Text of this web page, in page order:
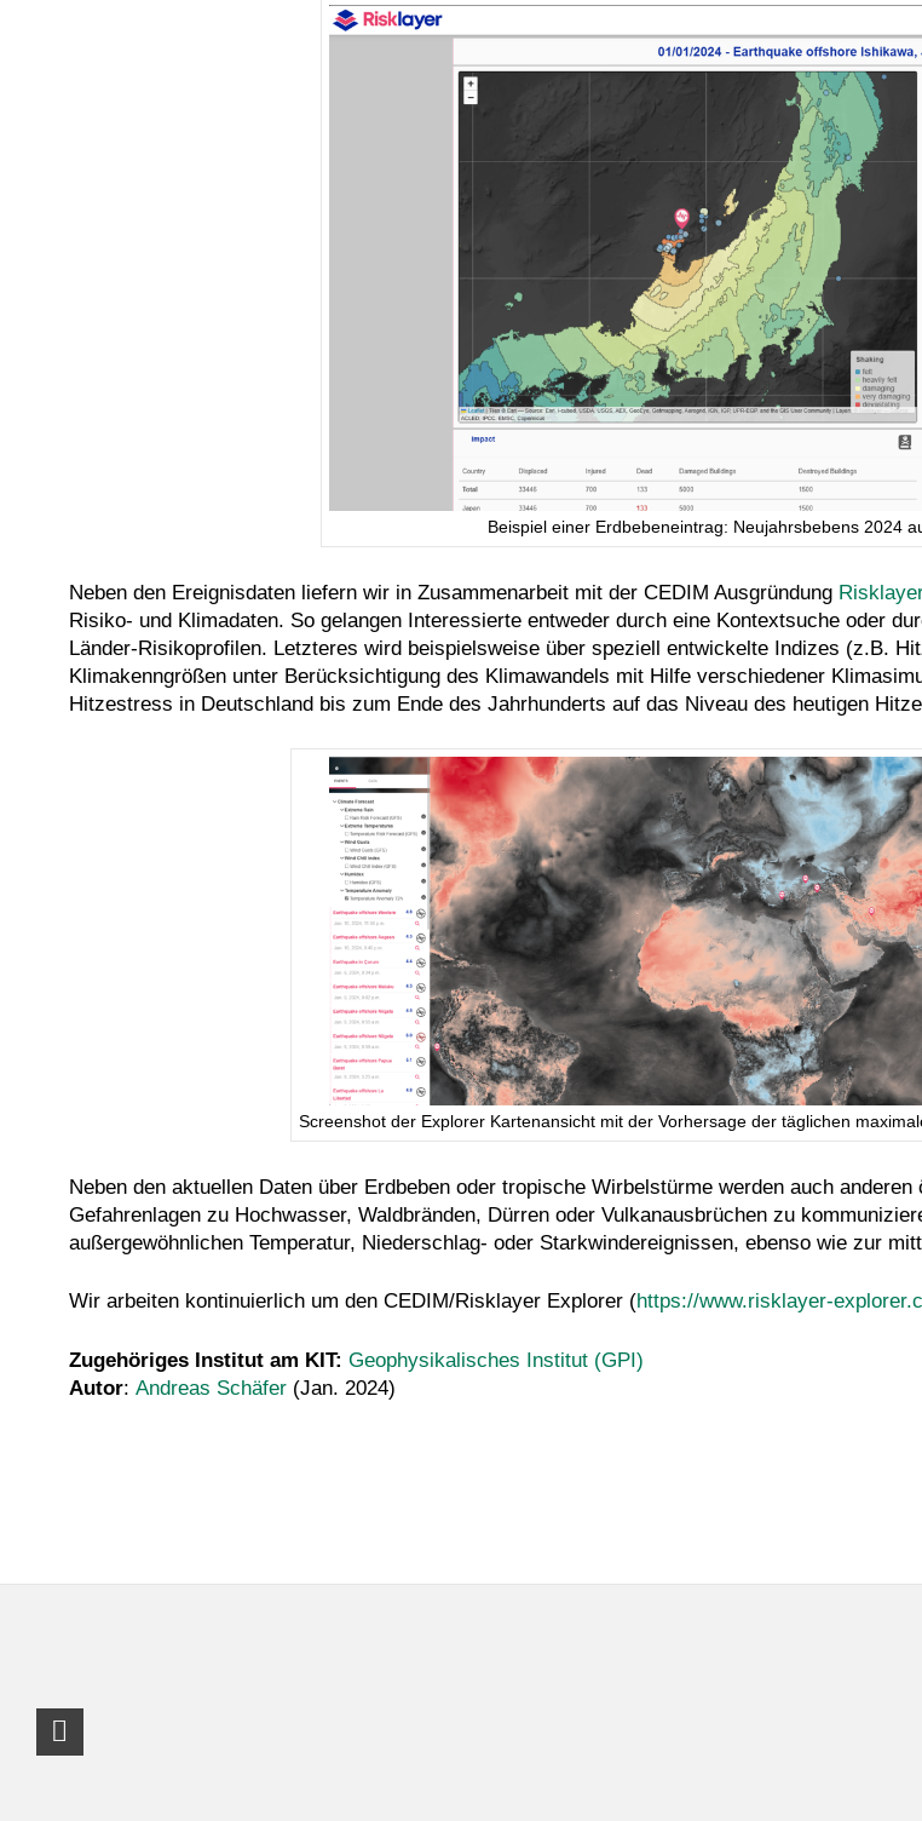
Beispiel einer Erdbebeneintrag: Neujahrsbebens 2024
Neben den Ereignisdaten liefern wir in Zusammenarbeit mit der CEDIM Ausgründung
Risiko- und Klimadaten. So gelangen Interessierte entweder durch eine Kontextsuche oder
Länder-Risikoprofilen. Letzteres wird beispielsweise über speziell entwickelte Indizes (z.B.
Klimakenngrößen unter Berücksichtigung des Klimawandels mit Hilfe verschiedener
Hitzestress in Deutschland bis zum Ende des Jahrhunderts auf das Niveau des heutigen
Screenshot der Explorer Kartenansicht mit der Vorhersage der täglichen
Neben den aktuellen Daten über Erdbeben oder tropische Wirbelstürme werden auch
Gefahrenlagen zu Hochwasser, Waldbränden, Dürren oder Vulkanausbrüchen zu
außergewöhnlichen Temperatur, Niederschlag- oder Starkwindereignissen, ebenso wie zur
Wir arbeiten kontinuierlich um den CEDIM/Risklayer Explorer (https://www.risklayer-
Zugehöriges Institut am KIT: Geophysikalisches Institut (GPI)
Autor: Andreas Schäfer (Jan. 2024)
LinkedIn Profil